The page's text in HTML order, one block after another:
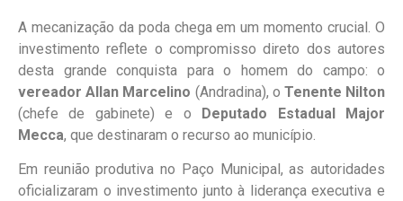
A mecanização da poda chega em um momento crucial. O
investimento reflete o compromisso direto dos autores
desta grande conquista para o homem do campo: o
vereador Allan Marcelino (Andradina), o Tenente Nilton
(chefe de gabinete) e o Deputado Estadual Major
Mecca, que destinaram o recurso ao município.
Em reunião produtiva no Paço Municipal, as autoridades
oficializaram o investimento junto à liderança executiva e